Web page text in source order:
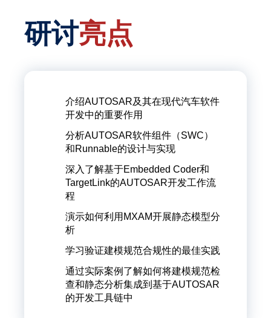
手机 / 电话号码
确认*
条款。 *
Safety Question*
What is the sum of 1 and 6?
研讨亮点
介绍AUTOSAR及其在现代汽车软件
开发中的重要作用
分析AUTOSAR软件组件（SWC）
和Runnable的设计与实现
深入了解基于Embedded Coder和
TargetLink的AUTOSAR开发工作流
程
演示如何利用MXAM开展静态模型分
析
学习验证建模规范合规性的最佳实践
通过实际案例了解如何将建模规范检
查和静态分析集成到基于AUTOSAR
的开发工具链中